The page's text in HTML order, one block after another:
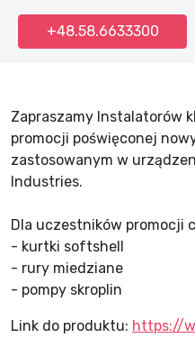
+48.58.6633300
Zapraszamy Instalatorów
promocji poświęconej
zastosowanym w
Industries.
Dla uczestników promocji
- kurtki softshell
- rury miedziane
- pompy skroplin
Link do produktu: https://